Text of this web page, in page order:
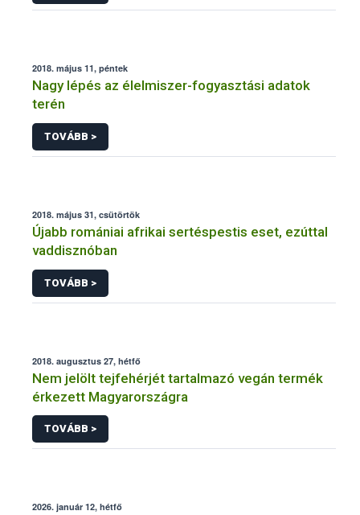
2018. május 11, péntek
Nagy lépés az élelmiszer-fogyasztási adatok
terén
TOVÁBB >
2018. május 31, csütörtök
Újabb romániai afrikai sertéspestis eset, ezúttal
vaddisznóban
TOVÁBB >
2018. augusztus 27, hétfő
Nem jelölt tejfehérjét tartalmazó vegán termék
érkezett Magyarországra
TOVÁBB >
2026. január 12, hétfő